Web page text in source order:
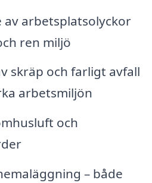
av arbetsplatsolyckor
ren miljö
skräp och farligt avfall
arbetsmiljön
och
– både